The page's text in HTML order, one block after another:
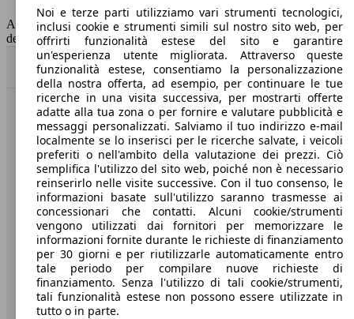
Capacità del serbatoio
73 l
AutoScout24 non si assume alcuna responsabilità per la correttezza
dei dati.
Torna su
Benvenuti su AutoScout24, il mercato auto europeo.
Società
A proposito di AutoScout24
Stampa
Media
Condizioni generali
Informazioni
Noi e terze parti utilizziamo vari strumenti tecnologici,
inclusi cookie e strumenti simili sul nostro sito web, per
offrirti funzionalità estese del sito e garantire
un'esperienza utente migliorata. Attraverso queste
funzionalità estese, consentiamo la personalizzazione
della nostra offerta, ad esempio, per continuare le tue
ricerche in una visita successiva, per mostrarti offerte
adatte alla tua zona o per fornire e valutare pubblicità e
messaggi personalizzati. Salviamo il tuo indirizzo e-mail
localmente se lo inserisci per le ricerche salvate, i veicoli
preferiti o nell'ambito della valutazione dei prezzi. Ciò
semplifica l'utilizzo del sito web, poiché non è necessario
reinserirlo nelle visite successive. Con il tuo consenso, le
informazioni basate sull'utilizzo saranno trasmesse ai
concessionari che contatti. Alcuni cookie/strumenti
vengono utilizzati dai fornitori per memorizzare le
informazioni fornite durante le richieste di finanziamento
per 30 giorni e per riutilizzarle automaticamente entro
tale periodo per compilare nuove richieste di
finanziamento. Senza l'utilizzo di tali cookie/strumenti,
tali funzionalità estese non possono essere utilizzate in
tutto o in parte.